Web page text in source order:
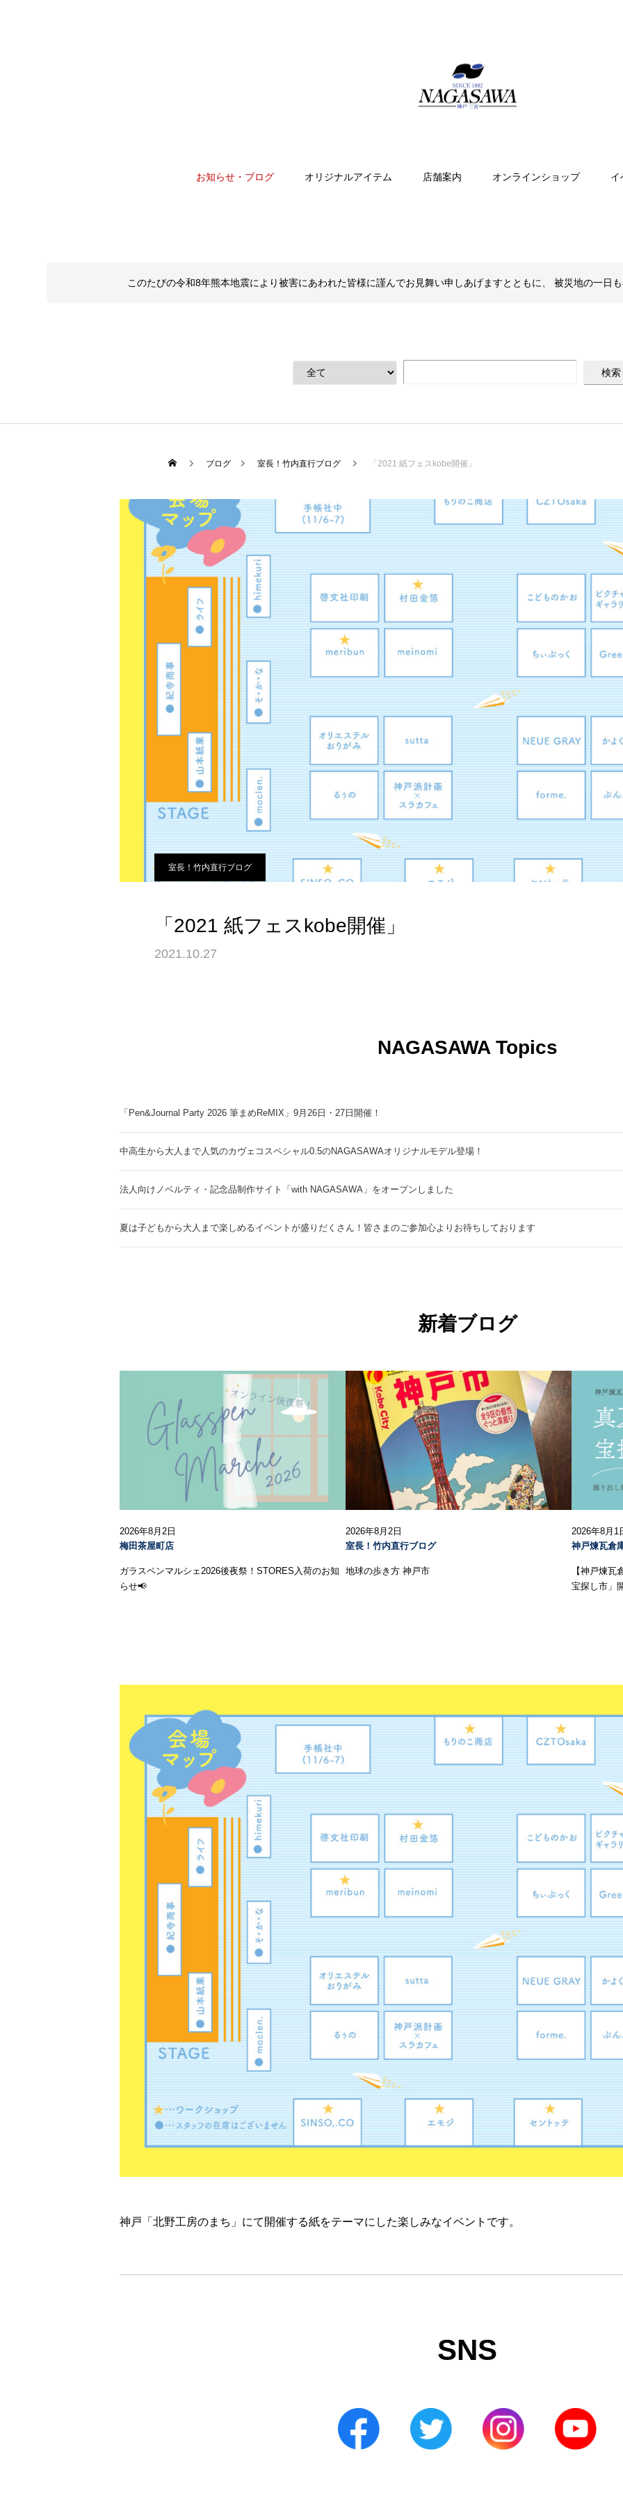
お知らせ・ブログ オリジナルアイテム 店舗案内 オンラインショップ イ
このたびの令和8年熊本地震により被害にあわれた皆様に謹んでお見舞い申しあげますとともに、 被災地の一日
ブログ 室長！竹内直行ブログ 「2021 紙フェスkobe開催」
室長！竹内直行ブログ
「2021 紙フェスkobe開催」
2021.10.27
NAGASAWA Topics
「Pen&Journal Party 2026 筆まめReMIX」9月26日・27日開催！
中高生から大人まで人気のカヴェコスペシャル0.5のNAGASAWAオリジナルモデル登場！
法人向けノベルティ・記念品制作サイト「with NAGASAWA」をオープンしました
夏は子どもから大人まで楽しめるイベントが盛りだくさん！皆さまのご参加心よりお待ちしております
新着ブログ
2026年8月2日
梅田茶屋町店
ガラスペンマルシェ2026後夜祭！STORES入荷のお知
らせ📢
2026年8月2日
室長！竹内直行ブログ
地球の歩き方 神戸市
2026年8月1
神戸煉瓦倉
【神戸煉瓦
宝探し市」
神戸「北野工房のまち」にて開催する紙をテーマにした楽しみなイベントです。
SNS